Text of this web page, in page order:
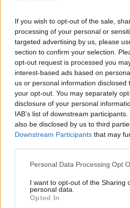
If you wish to opt-out of the sale,
processing of your personal or
targeted advertising by us, please
section to confirm your selection.
opt-out request is processed you
interest-based ads based on
us or personal information disclosed
your opt-out. You may separately
disclosure of your personal
IAB’s list of downstream
also be disclosed by us to third
Downstream Participants that may
Please note that this website/app
not limited to your visit or usage
grant or deny consent to Google
use your data for below specified
Personal Data Processing Opt
I want to opt-out of the Sharing
personal data.
Opted In
Külföld késelés
A német nagykövet
Máriának, hogy
2022.11.01. Kiss Lajos
ország. „Egy pillanatig aggódni
Mária azt mondta, hogy
úgyhogy felhívtam a férjemet
vagyunk” – így kommentálta a